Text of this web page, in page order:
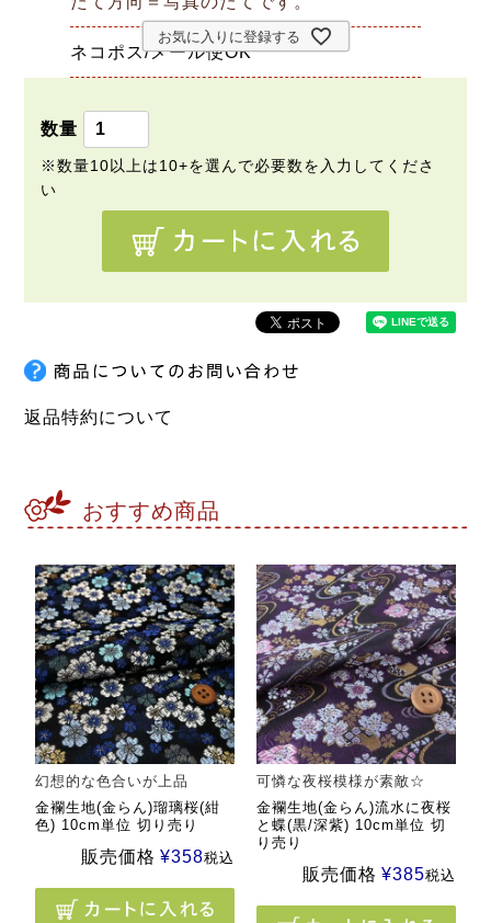
ネコポス/メール便OK
お気に入りに登録する
返品特約について
おすすめ商品
幻想的な色合いが上品
金襴生地(金らん)瑠璃桜(紺
色) 10cm単位 切り売り
販売価格 ¥358税込
可憐な夜桜模様が素敵☆
金襴生地(金らん)流水に夜桜
と蝶(黒/深紫) 10cm単位 切
り売り
販売価格 ¥385税込